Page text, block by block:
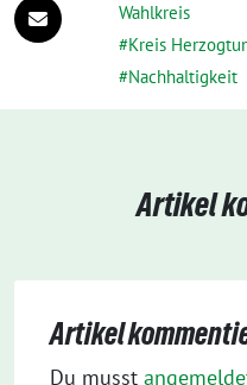
Wahlkreis
Kreis
Nachhaltigkeit
Artikel
Artikel
Du musst